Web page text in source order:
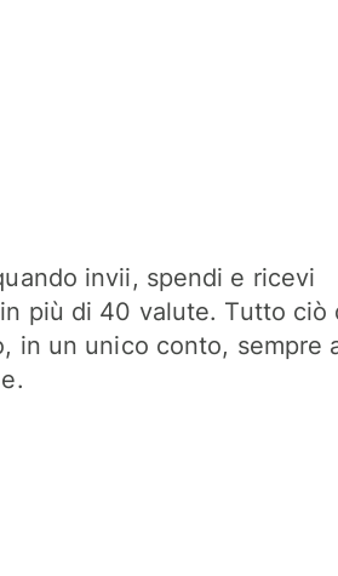
invii, spendi e ricevi
più di 40 valute. Tutto ciò
in un unico conto, sempre